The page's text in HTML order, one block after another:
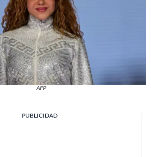
AFP
PUBLICIDAD